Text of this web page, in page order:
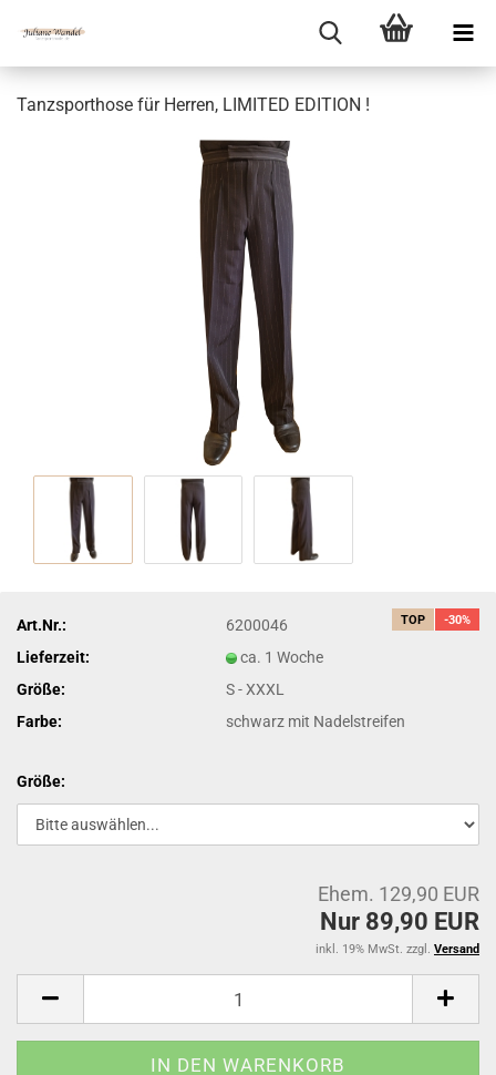
Tanzsporthose für Herren, LIMITED EDITION !
TOP -30%
Art.Nr.:
6200046
Lieferzeit:
ca. 1 Woche
Größe:
S - XXXL
Farbe:
schwarz mit Nadelstreifen
Größe:
Ehem. 129,90 EUR
Nur 89,90 EUR
inkl. 19% MwSt. zzgl. Versand